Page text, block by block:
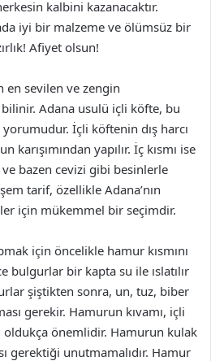
kalbini kazanacaktır.
iyi bir malzeme ve ölümsüz bir
Afiyet olsun!
en sevilen ve zengin
Adana usulü içli köfte, bu
İçli köftenin dış harcı
yapılır. İç kısmı ise
bazen cevizi gibi besinlerle
tarif, özellikle Adana’nın
için mükemmel bir seçimdir.
için öncelikle hamur kısmını
bulgurlar bir kapta su ile ıslatılır
şiştikten sonra, un, tuz, biber
gerekir. Hamurun kıvamı, içli
oldukça önemlidir. Hamurun kulak
gerektiği unutmamalıdır. Hamur